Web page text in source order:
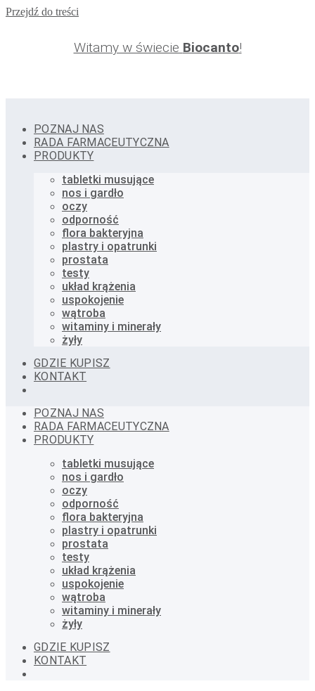
Przejdź do treści
Witamy w świecie Biocanto!
POZNAJ NAS
RADA FARMACEUTYCZNA
PRODUKTY
tabletki musujące
nos i gardło
oczy
odporność
flora bakteryjna
plastry i opatrunki
prostata
testy
układ krążenia
uspokojenie
wątroba
witaminy i minerały
żyły
GDZIE KUPISZ
KONTAKT
POZNAJ NAS
RADA FARMACEUTYCZNA
PRODUKTY
tabletki musujące
nos i gardło
oczy
odporność
flora bakteryjna
plastry i opatrunki
prostata
testy
układ krążenia
uspokojenie
wątroba
witaminy i minerały
żyły
GDZIE KUPISZ
KONTAKT